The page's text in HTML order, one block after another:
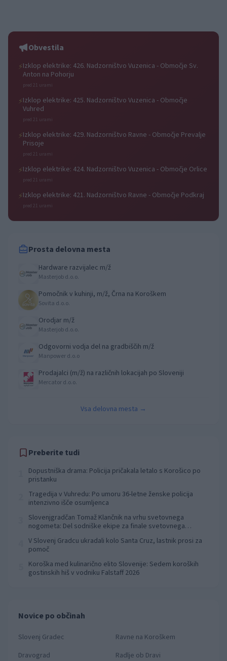
Obvestila
⚡Izklop elektrike: 426. Nadzorništvo Vuzenica - Območje Sv.
Anton na Pohorju
pred 21 urami
⚡Izklop elektrike: 425. Nadzorništvo Vuzenica - Območje
Vuhred
pred 21 urami
⚡Izklop elektrike: 429. Nadzorništvo Ravne - Območje Prevalje
Prisoje
pred 21 urami
⚡Izklop elektrike: 424. Nadzorništvo Vuzenica - Območje Orlice
pred 21 urami
⚡Izklop elektrike: 421. Nadzorništvo Ravne - Območje Podkraj
pred 21 urami
Prosta delovna mesta
Hardware razvijalec m/ž
Masterjob d.o.o.
Pomočnik v kuhinji, m/ž, Črna na Koroškem
Sovita d.o.o.
Orodjar m/ž
Masterjob d.o.o.
Odgovorni vodja del na gradbiščih m/ž
Manpower d.o.o
Prodajalci (m/ž) na različnih lokacijah po Sloveniji
Mercator d.o.o.
Vsa delovna mesta →
Preberite tudi
Dopustniška drama: Policija pričakala letalo s Korošico po
pristanku
Tragedija v Vuhredu: Po umoru 36-letne ženske policija
intenzivno išče osumljenca
Slovenjgradčan Tomaž Klančnik na vrhu svetovnega
nogometa: Del sodniške ekipe za finale svetovnega
V Slovenj Gradcu ukradali kolo Santa Cruz, lastnik prosi za
pomoč
Koroška med kulinarično elito Slovenije: Sedem koroških
gostinskih hiš v vodniku Falstaff 2026
Novice po občinah
Slovenj Gradec
Ravne na Koroškem
Dravograd
Radlje ob Dravi